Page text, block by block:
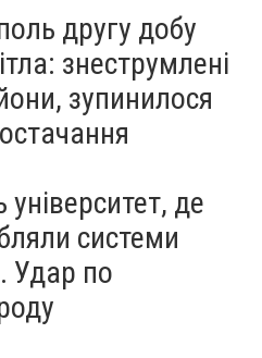
другу добу
знеструмлені
зупинилося
університет, де
системи
Удар по